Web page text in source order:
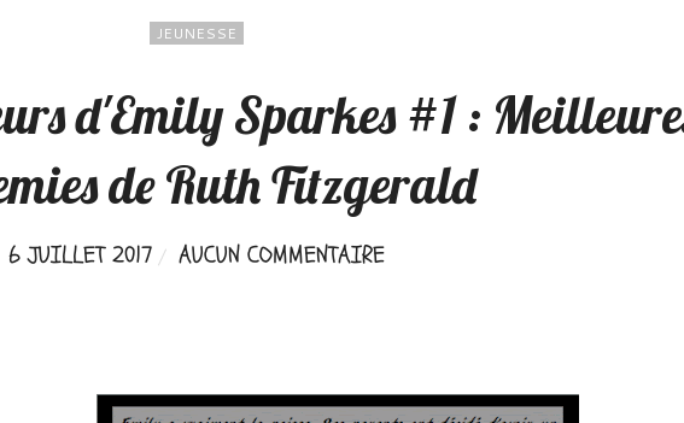
JEUNESSE
d'Emily Sparkes #1 :
de Ruth Fitzgerald
6 JUILLET 2017 AUCUN COMMENTAIRE